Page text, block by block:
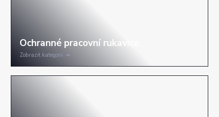
Zobrazit kategorii